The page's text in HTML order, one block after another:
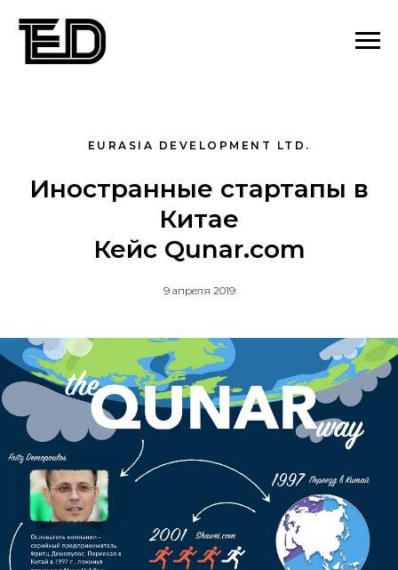
EURASIA DEVELOPMENT LTD.
Иностранные стартапы в
Китае
Кейс Qunar.com
9 апреля 2019